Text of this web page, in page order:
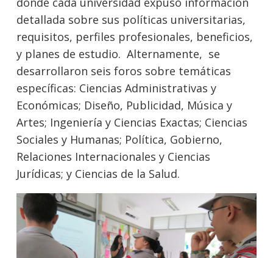
detallada sobre sus políticas universitarias,
requisitos, perfiles profesionales, beneficios,
y planes de estudio. Alternamente, se
desarrollaron seis foros sobre temáticas
específicas: Ciencias Administrativas y
Económicas; Diseño, Publicidad, Música y
Artes; Ingeniería y Ciencias Exactas; Ciencias
Sociales y Humanas; Política, Gobierno,
Relaciones Internacionales y Ciencias
Jurídicas; y Ciencias de la Salud.